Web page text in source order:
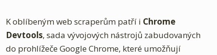
K oblíbeným web scraperům patří i Chrome
Devtools, sada vývojových nástrojů zabudovaných
do prohlížeče Google Chrome, které umožňují